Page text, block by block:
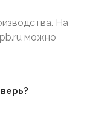
На
можно